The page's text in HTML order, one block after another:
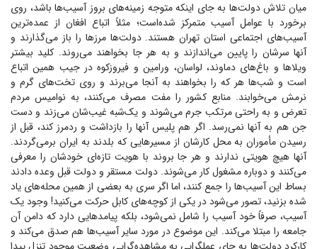
میان تلاش دولت‌ها به جای اینکه متوجه زمینه‌های بروز آسیب‌ها باشد، روی
برخورد با عوامل آسیب متمرکز شده‌است؛ مثلاً اتباع افغان از عمده‌ترین
آسیب‌های اجتماعی استان تهران هستند. دولت‌ها مرز‌ها را باز می‌گذارند و
آنها سرشان را پایین می‌اندازند و به هر جا بخواهند می‌روند. کلید بیشتر
ویلا‌ها و باغ‌های دماوند، لواسان، ورامین و فیروزکوه در جیب همین اتباع
است و شب‌ها هر که را بخواهند به آنجا می‌برند و روی تخت‌های گرم و
نرمش می‌خوابند. منابع کشور را مفت مصرف می‌کنند، به نوامیس مردم
تعرض و به راحتی مرتکب جرم می‌شوند و یک‌شبه غیب‌شان می‌زند و دست
جن هم به آنها نمی‌رسد. اگر هم پلیس آنها را بازداشت و ردمرز کند، قبل از
رسیدن مأموران به محل کارشان از مسیر‌هایی که بلدند به ایران برمی‌گردند.
آنها هیچ هویتی ندارند و هر جا بروند با هویت تازه‌ای خودشان را معرفی
می‌کنند و دوباره مشغول کار می‌شوند. دولت مستقر و دولت قبل وعده دادند
بساط این آسیب‌ها را جمع کنند، اما اگر سری به بعضی از همین محله‌های یاد
شده بزنید، تصور می‌شود در یکی از کوچه‌های کابل حرکت می‌کنید! وجود یک
آسیب، صرفاً خود آسیب را شامل نمی‌شود، بلکه پیامد‌هایی دارد که دامن آن
جامعه را مبتلا می‌کند. این موضوع در مورد سایر آسیب‌ها هم صدق می‌کند و